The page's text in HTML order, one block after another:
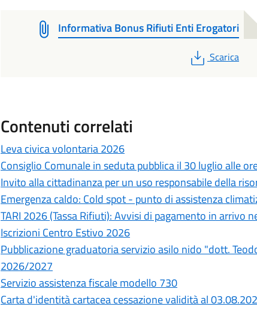
Informativa Bonus Rifiuti Enti Erogatori
PDF
Scarica
Contenuti correlati
Leva civica volontaria 2026
Consiglio Comunale in seduta pubblica il 30 luglio alle
Invito alla cittadinanza per un uso responsabile della
Emergenza caldo: Cold spot - punto di assistenza
TARI 2026 (Tassa Rifiuti): Avvisi di pagamento in arrivo
Iscrizioni Centro Estivo 2026
Pubblicazione graduatoria servizio asilo nido "dott.
2026/2027
Servizio assistenza fiscale modello 730
Carta d'identità cartacea cessazione validità al